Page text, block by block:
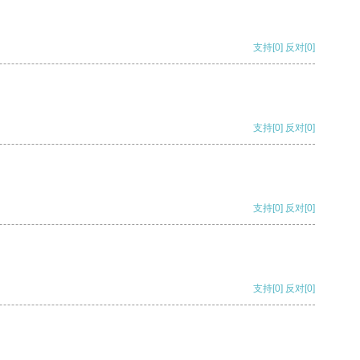
支持[0] 反对[0]
支持[0] 反对[0]
支持[0] 反对[0]
支持[0] 反对[0]